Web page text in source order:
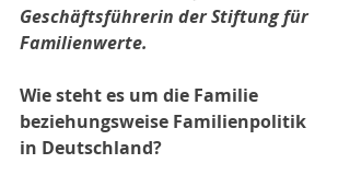
Geschäftsführerin der Stiftung für
Familienwerte.
Wie steht es um die Familie
beziehungsweise Familienpolitik
in Deutschland?